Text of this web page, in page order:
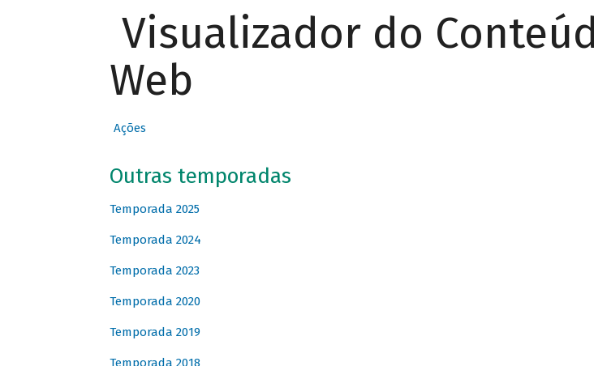
Visualizador do
Web
Ações
Outras temporadas
Temporada 2025
Temporada 2024
Temporada 2023
Temporada 2020
Temporada 2019